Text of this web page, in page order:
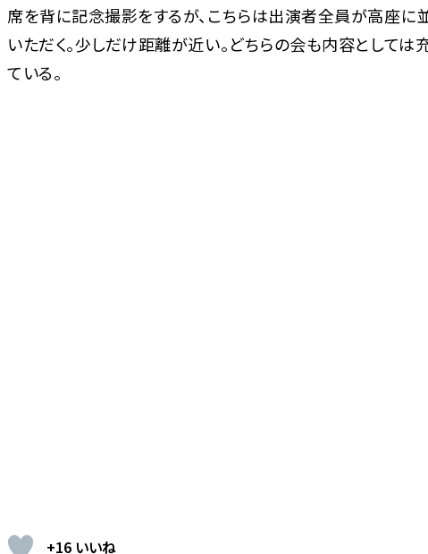
席を背に記念撮影をするが、こちらは出演者全員が高座に
いただく。少しだけ距離が近い。どちらの会も内容としては
ている。
+16 いいね